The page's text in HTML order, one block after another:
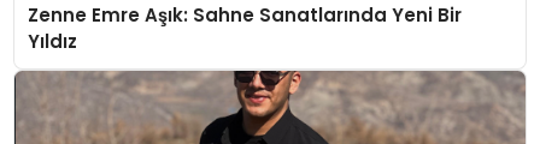
Zenne Emre Aşık: Sahne Sanatlarında Yeni Bir
Yıldız